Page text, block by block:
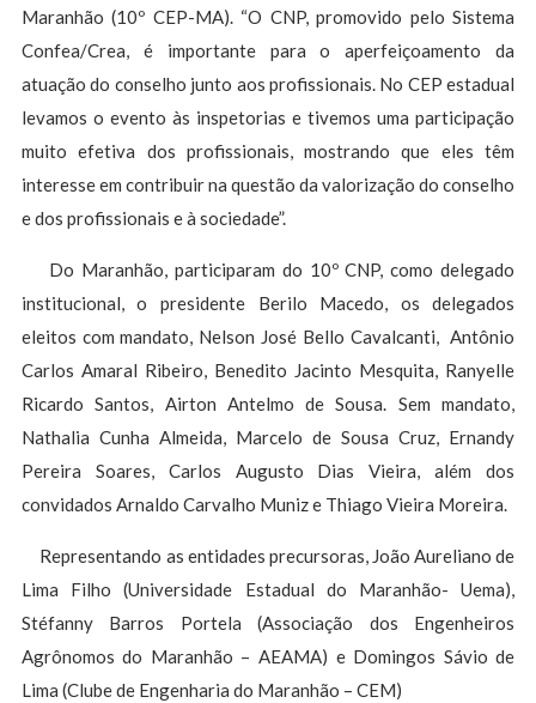
Maranhão (10º CEP-MA). “O CNP, promovido pelo Sistema
Confea/Crea, é importante para o aperfeiçoamento da
atuação do conselho junto aos profissionais. No CEP estadual
levamos o evento às inspetorias e tivemos uma participação
muito efetiva dos profissionais, mostrando que eles têm
interesse em contribuir na questão da valorização do conselho
e dos profissionais e à sociedade”.
Do Maranhão, participaram do 10º CNP, como delegado
institucional, o presidente Berilo Macedo, os delegados
eleitos com mandato, Nelson José Bello Cavalcanti, Antônio
Carlos Amaral Ribeiro, Benedito Jacinto Mesquita, Ranyelle
Ricardo Santos, Airton Antelmo de Sousa. Sem mandato,
Nathalia Cunha Almeida, Marcelo de Sousa Cruz, Ernandy
Pereira Soares, Carlos Augusto Dias Vieira, além dos
convidados Arnaldo Carvalho Muniz e Thiago Vieira Moreira.
Representando as entidades precursoras, João Aureliano de
Lima Filho (Universidade Estadual do Maranhão- Uema),
Stéfanny Barros Portela (Associação dos Engenheiros
Agrônomos do Maranhão – AEAMA) e Domingos Sávio de
Lima (Clube de Engenharia do Maranhão – CEM)